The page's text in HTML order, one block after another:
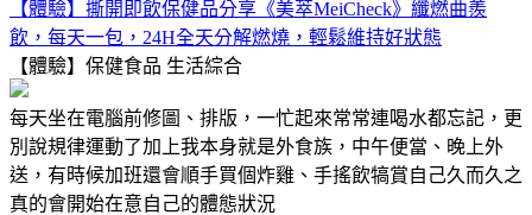
【體驗】撕開即飲保健品分享《美萃MeiCheck》纖燃曲羨
飲，每天一包，24H全天分解燃燒，輕鬆維持好狀態
【體驗】保健食品 生活綜合
每天坐在電腦前修圖、排版，一忙起來常常連喝水都忘記，更
別說規律運動了加上我本身就是外食族，中午便當、晚上外
送，有時候加班還會順手買個炸雞、手搖飲犒賞自己久而久之
真的會開始在意自己的體態狀況